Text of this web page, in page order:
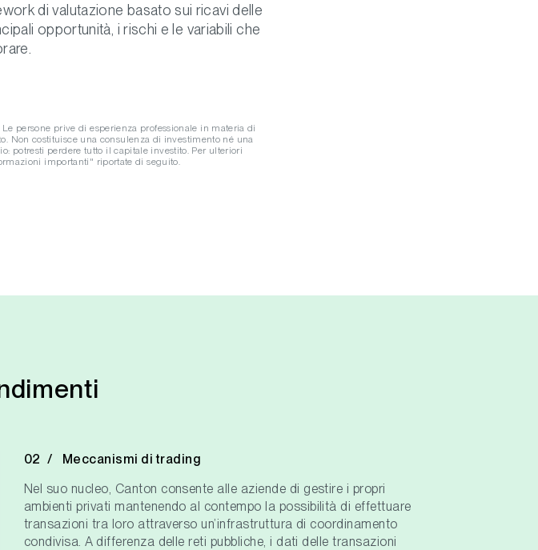
di valutazione basato sui ricavi delle
opportunità, i rischi e le variabili che
persone prive di esperienza professionale in materia di
Non costituisce una consulenza di investimento né una
potresti perdere tutto il capitale investito. Per ulteriori
importanti" riportate di seguito.
Meccanismi di trading
Nel suo nucleo, Canton consente alle aziende di gestire i propri
ambienti privati mantenendo al contempo la possibilità di effettuare
transazioni tra loro attraverso un’infrastruttura di coordinamento
condivisa. A differenza delle reti pubbliche, i dati delle transazioni